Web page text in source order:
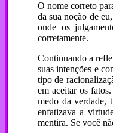
O nome correto
da sua noção de
onde os
corretamente.
Continuando a
suas intenções e
tipo de
em aceitar os
medo da verdade,
enfatizava a
mentira. Se você